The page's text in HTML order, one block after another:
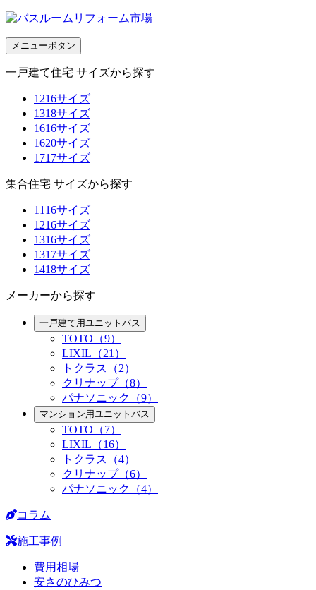
メニューボタン
一戸建て住宅 サイズから探す
1216サイズ
1318サイズ
1616サイズ
1620サイズ
1717サイズ
集合住宅 サイズから探す
1116サイズ
1216サイズ
1316サイズ
1317サイズ
1418サイズ
メーカーから探す
一戸建て用ユニットバス
TOTO（9）
LIXIL（21）
トクラス（2）
クリナップ（8）
パナソニック（9）
マンション用ユニットバス
TOTO（7）
LIXIL（16）
トクラス（4）
クリナップ（6）
パナソニック（4）
コラム
施工事例
費用相場
安さのひみつ